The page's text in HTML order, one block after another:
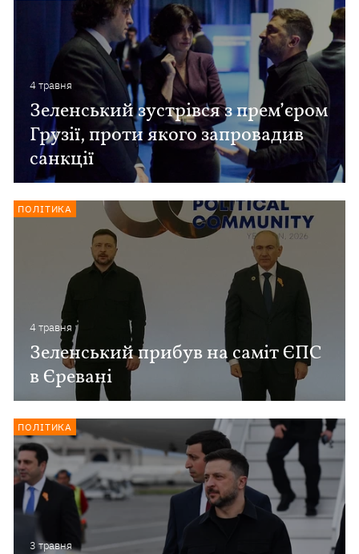
4 травня
Зеленський зустрівся з прем’єром
Грузії, проти якого запровадив
санкції
4 травня
Зеленський прибув на саміт ЄПС
в Єревані
ПОЛІТИКА
3 травня
ПОЛІТИКА